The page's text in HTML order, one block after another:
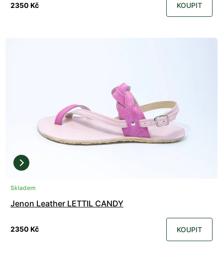
2350 Kč KOUPIT
Skladem
Jenon Leather LETTIL CANDY
2350 Kč KOUPIT